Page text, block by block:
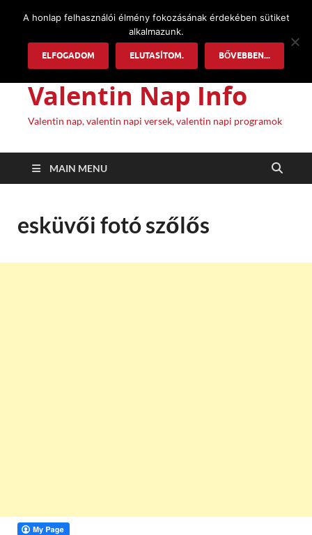
Valentin Nap Info
Valentin nap, valentin napi versek, valentin napi programok
MAIN MENU
esküvői fotó szőlős
A honlap felhasználói élmény fokozásának érdekében sütiket
alkalmazunk.
ELFOGADOM ELUTASÍTOM. BŐVEBBEN...